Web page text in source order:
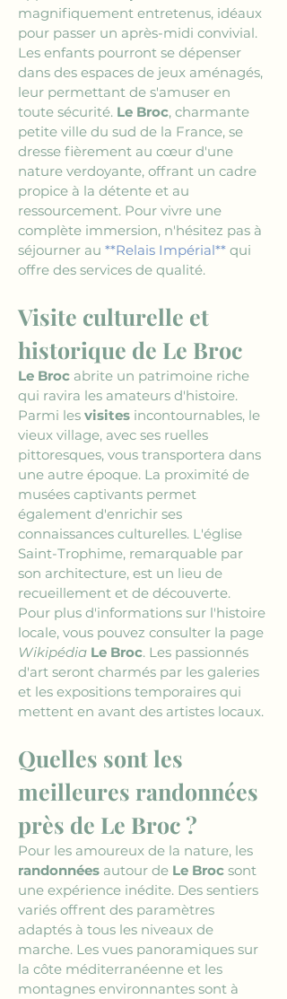
magnifiquement entretenus, idéaux
pour passer un après-midi convivial.
Les enfants pourront se dépenser
dans des espaces de jeux aménagés,
leur permettant de s'amuser en
toute sécurité. Le Broc, charmante
petite ville du sud de la France, se
dresse fièrement au cœur d'une
nature verdoyante, offrant un cadre
propice à la détente et au
ressourcement. Pour vivre une
complète immersion, n'hésitez pas à
séjourner au **Relais Impérial** qui
offre des services de qualité.
Visite culturelle et
historique de Le Broc
Le Broc abrite un patrimoine riche
qui ravira les amateurs d'histoire.
Parmi les visites incontournables, le
vieux village, avec ses ruelles
pittoresques, vous transportera dans
une autre époque. La proximité de
musées captivants permet
également d'enrichir ses
connaissances culturelles. L'église
Saint-Trophime, remarquable par
son architecture, est un lieu de
recueillement et de découverte.
Pour plus d'informations sur l'histoire
locale, vous pouvez consulter la page
Wikipédia Le Broc. Les passionnés
d'art seront charmés par les galeries
et les expositions temporaires qui
mettent en avant des artistes locaux.
Quelles sont les
meilleures randonnées
près de Le Broc ?
Pour les amoureux de la nature, les
randonnées autour de Le Broc sont
une expérience inédite. Des sentiers
variés offrent des paramètres
adaptés à tous les niveaux de
marche. Les vues panoramiques sur
la côte méditerranéenne et les
montagnes environnantes sont à